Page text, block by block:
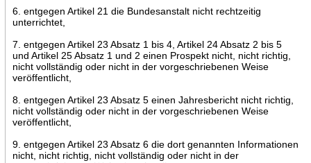
6. entgegen Artikel 21 die Bundesanstalt nicht rechtzeitig
unterrichtet,
7. entgegen Artikel 23 Absatz 1 bis 4, Artikel 24 Absatz 2 bis 5
und Artikel 25 Absatz 1 und 2 einen Prospekt nicht, nicht richtig,
nicht vollständig oder nicht in der vorgeschriebenen Weise
veröffentlicht,
8. entgegen Artikel 23 Absatz 5 einen Jahresbericht nicht richtig,
nicht vollständig oder nicht in der vorgeschriebenen Weise
veröffentlicht,
9. entgegen Artikel 23 Absatz 6 die dort genannten Informationen
nicht, nicht richtig, nicht vollständig oder nicht in der